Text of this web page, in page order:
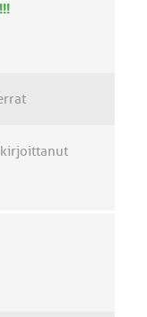
kirjoittanut